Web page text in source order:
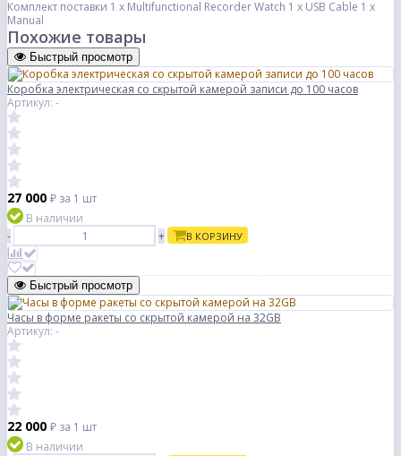
Комплект поставки 1 x Multifunctional Recorder Watch 1 x USB Cable 1 x
Manual
Похожие товары
Быстрый просмотр
Коробка электрическая со скрытой камерой записи до 100 часов
Артикул: -
27 000 ₽ за 1 шт
В наличии
-
+ В КОРЗИНУ
Быстрый просмотр
Часы в форме ракеты со скрытой камерой на 32GB
Артикул: -
22 000 ₽ за 1 шт
В наличии